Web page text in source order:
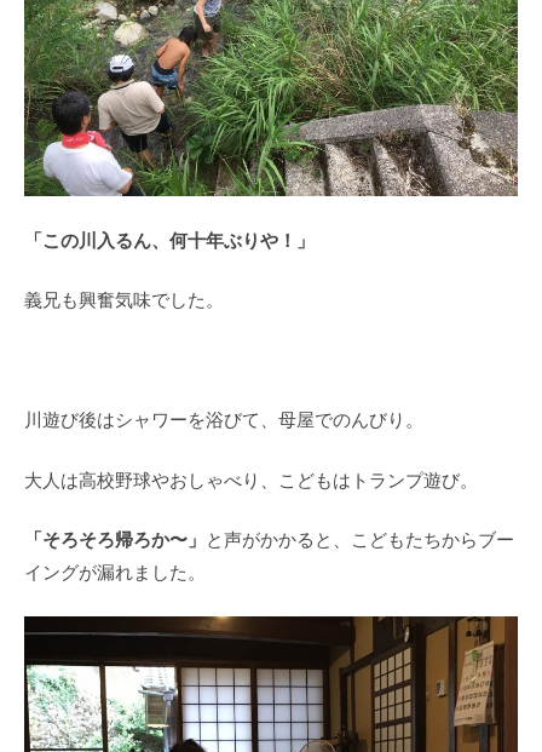
「この川入るん、何十年ぶりや！」
義兄も興奮気味でした。
川遊び後はシャワーを浴びて、母屋でのんびり。
大人は高校野球やおしゃべり、こどもはトランプ遊び。
「そろそろ帰ろか〜」 と声がかかると、こどもたちからブー
イングが漏れました。